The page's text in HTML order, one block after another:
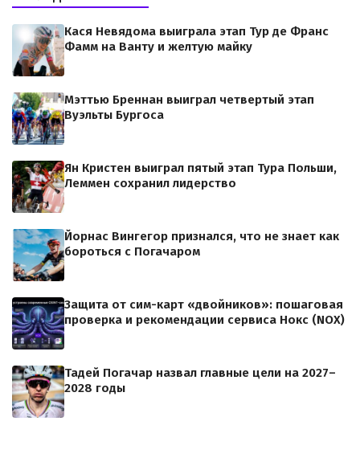
Кася Невядома выиграла этап Тур де Франс
Фамм на Ванту и желтую майку
Мэттью Бреннан выиграл четвертый этап
Вуэльты Бургоса
Ян Кристен выиграл пятый этап Тура Польши,
Леммен сохранил лидерство
Йорнас Вингегор признался, что не знает как
бороться с Погачаром
Защита от сим-карт «двойников»: пошаговая
проверка и рекомендации сервиса Нокс (NOX)
Тадей Погачар назвал главные цели на 2027–
2028 годы